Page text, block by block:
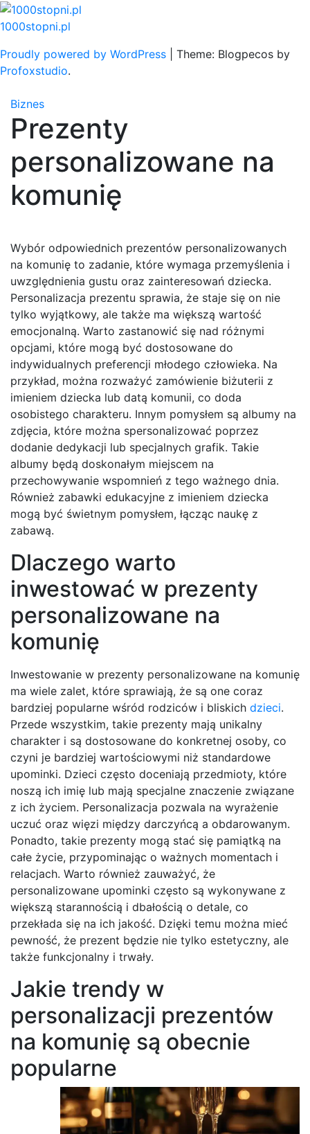
Skip
to
1000stopni.pl
Proudly powered by WordPress
Theme: Blogpecos by
Profoxstudio.
Biznes
Prezenty
personalizowane na
komunię
Wybór odpowiednich prezentów personalizowanych
na komunię to zadanie, które wymaga przemyślenia i
uwzględnienia gustu oraz zainteresowań dziecka.
Personalizacja prezentu sprawia, że staje się on nie
tylko wyjątkowy, ale także ma większą wartość
emocjonalną. Warto zastanowić się nad różnymi
opcjami, które mogą być dostosowane do
indywidualnych preferencji młodego człowieka. Na
przykład, można rozważyć zamówienie biżuterii z
imieniem dziecka lub datą komunii, co doda
osobistego charakteru. Innym pomysłem są albumy na
zdjęcia, które można spersonalizować poprzez
dodanie dedykacji lub specjalnych grafik. Takie
albumy będą doskonałym miejscem na
przechowywanie wspomnień z tego ważnego dnia.
Również zabawki edukacyjne z imieniem dziecka
mogą być świetnym pomysłem, łącząc naukę z
zabawą.
Dlaczego warto
inwestować w prezenty
personalizowane na
komunię
Inwestowanie w prezenty personalizowane na komunię
ma wiele zalet, które sprawiają, że są one coraz
bardziej popularne wśród rodziców i bliskich dzieci.
Przede wszystkim, takie prezenty mają unikalny
charakter i są dostosowane do konkretnej osoby, co
czyni je bardziej wartościowymi niż standardowe
upominki. Dzieci często doceniają przedmioty, które
noszą ich imię lub mają specjalne znaczenie związane
z ich życiem. Personalizacja pozwala na wyrażenie
uczuć oraz więzi między darczyńcą a obdarowanym.
Ponadto, takie prezenty mogą stać się pamiątką na
całe życie, przypominając o ważnych momentach i
relacjach. Warto również zauważyć, że
personalizowane upominki często są wykonywane z
większą starannością i dbałością o detale, co
przekłada się na ich jakość. Dzięki temu można mieć
pewność, że prezent będzie nie tylko estetyczny, ale
także funkcjonalny i trwały.
Jakie trendy w
personalizacji prezentów
na komunię są obecnie
popularne